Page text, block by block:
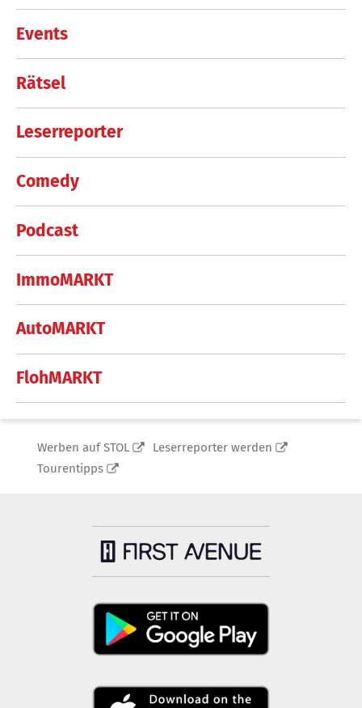
Events
Rätsel
Leserreporter
Comedy
Podcast
ImmoMARKT
AutoMARKT
FlohMARKT
Werben auf STOL
Leserreporter werden
Tourentipps